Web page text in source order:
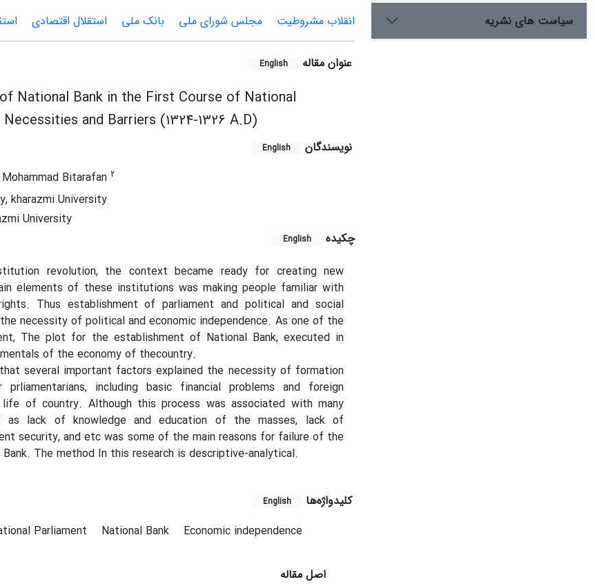
انقلاب مشروطیت
مجلس شورای ملی بانک ملی استقلال اقتصادی
عنوان مقاله English
National Bank in the First Course of National
and Barriers (1324-1326 A.D)
نویسندگان English
Mohammad Bitarafan 2
kharazmi University
University
چکیده
English
revolution, the context became ready for creating new
elements of these institutions was making people familiar with
Thus establishment of parliament and political and social
necessity of political and economic independence. As one of the
The plot for the establishment of National Bank, executed in
of the economy of thecountry.
several important factors explained the necessity of formation
including basic financial problems and foreign
life of country. Although this process was associated with many
as lack of knowledge and education of the masses, lack of
security, and etc was some of the main reasons for failure of the
The method In this research is descriptive-analytical.
کلیدواژه‌ها English
Parliament National Bank
Economic independence
اصل مقاله
سیاست های نشریه